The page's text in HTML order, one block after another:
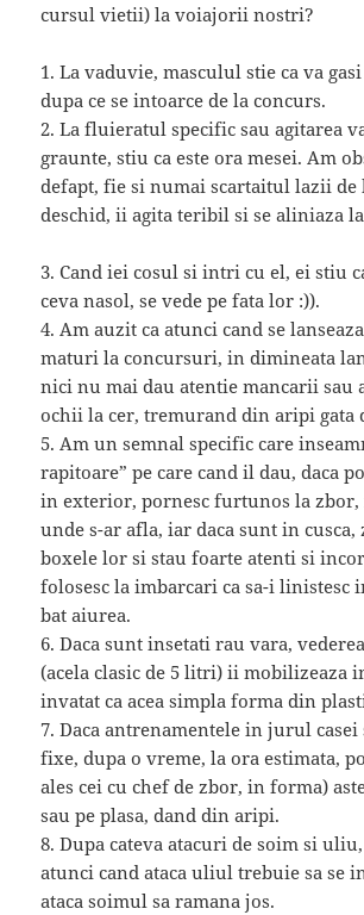
cursul vietii) la voiajorii nostri?
1. La vaduvie, masculul stie ca va
dupa ce se intoarce de la concurs.
2. La fluieratul specific sau agitarea
graunte, stiu ca este ora mesei. Am
defapt, fie si numai scartaitul lazii de
deschid, ii agita teribil si se aliniaza
3. Cand iei cosul si intri cu el, ei stiu
ceva nasol, se vede pe fata lor :)).
4. Am auzit ca atunci cand se
maturi la concursuri, in dimineata
nici nu mai dau atentie mancarii sau
ochii la cer, tremurand din aripi gata
5. Am un semnal specific care
rapitoare” pe care cand il dau, daca
in exterior, pornesc furtunos la
unde s-ar afla, iar daca sunt in
boxele lor si stau foarte atenti si
folosesc la imbarcari ca sa-i linistesc
bat aiurea.
6. Daca sunt insetati rau vara,
(acela clasic de 5 litri) ii mobilizeaza
invatat ca acea simpla forma din
7. Daca antrenamentele in jurul casei
fixe, dupa o vreme, la ora estimata,
ales cei cu chef de zbor, in forma)
sau pe plasa, dand din aripi.
8. Dupa cateva atacuri de soim si
atunci cand ataca uliul trebuie sa se
ataca soimul sa ramana jos.